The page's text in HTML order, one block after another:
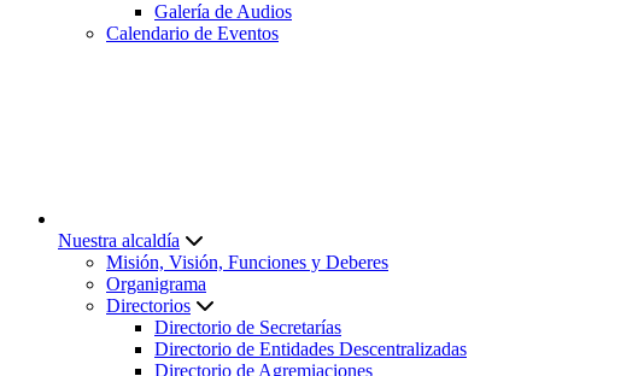
Galería de Audios
Calendario de Eventos
Nuestra alcaldía
Misión, Visión, Funciones y Deberes
Organigrama
Directorios
Directorio de Secretarías
Directorio de Entidades Descentralizadas
Directorio de Agremiaciones